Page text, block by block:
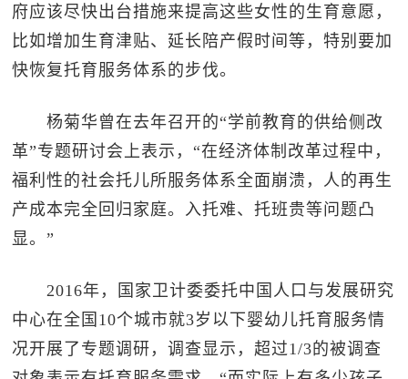
府应该尽快出台措施来提高这些女性的生育意愿，
比如增加生育津贴、延长陪产假时间等，特别要加
快恢复托育服务体系的步伐。
杨菊华曾在去年召开的“学前教育的供给侧改
革”专题研讨会上表示，“在经济体制改革过程中，
福利性的社会托儿所服务体系全面崩溃，人的再生
产成本完全回归家庭。入托难、托班贵等问题凸
显。”
2016年，国家卫计委委托中国人口与发展研究
中心在全国10个城市就3岁以下婴幼儿托育服务情
况开展了专题调研，调查显示，超过1/3的被调查